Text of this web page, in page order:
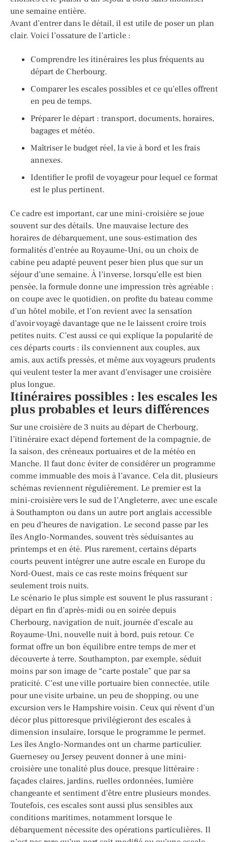
une semaine entière.
Avant d’entrer dans le détail, il est utile de poser un plan
clair. Voici l’ossature de l’article :
Comprendre les itinéraires les plus fréquents au
départ de Cherbourg.
Comparer les escales possibles et ce qu’elles offrent
en peu de temps.
Préparer le départ : transport, documents, horaires,
bagages et météo.
Maîtriser le budget réel, la vie à bord et les frais
annexes.
Identifier le profil de voyageur pour lequel ce format
est le plus pertinent.
Ce cadre est important, car une mini-croisière se joue
souvent sur des détails. Une mauvaise lecture des
horaires de débarquement, une sous-estimation des
formalités d’entrée au Royaume-Uni, ou un choix de
cabine peu adapté peuvent peser bien plus que sur un
séjour d’une semaine. À l’inverse, lorsqu’elle est bien
pensée, la formule donne une impression très agréable :
on coupe avec le quotidien, on profite du bateau comme
d’un hôtel mobile, et l’on revient avec la sensation
d’avoir voyagé davantage que ne le laissent croire trois
petites nuits. C’est aussi ce qui explique la popularité de
ces départs courts : ils conviennent aux couples, aux
amis, aux actifs pressés, et même aux voyageurs prudents
qui veulent tester la mer avant d’envisager une croisière
plus longue.
Itinéraires possibles : les escales les
plus probables et leurs différences
Sur une croisière de 3 nuits au départ de Cherbourg,
l’itinéraire exact dépend fortement de la compagnie, de
la saison, des créneaux portuaires et de la météo en
Manche. Il faut donc éviter de considérer un programme
comme immuable des mois à l’avance. Cela dit, plusieurs
schémas reviennent régulièrement. Le premier est la
mini-croisière vers le sud de l’Angleterre, avec une escale
à Southampton ou dans un autre port anglais accessible
en peu d’heures de navigation. Le second passe par les
îles Anglo-Normandes, souvent très séduisantes au
printemps et en été. Plus rarement, certains départs
courts peuvent intégrer une autre escale en Europe du
Nord-Ouest, mais ce cas reste moins fréquent sur
seulement trois nuits.
Le scénario le plus simple est souvent le plus rassurant :
départ en fin d’après-midi ou en soirée depuis
Cherbourg, navigation de nuit, journée d’escale au
Royaume-Uni, nouvelle nuit à bord, puis retour. Ce
format offre un bon équilibre entre temps de mer et
découverte à terre. Southampton, par exemple, séduit
moins par son image de “carte postale” que par sa
praticité. C’est une ville portuaire bien connectée, utile
pour une visite urbaine, un peu de shopping, ou une
excursion vers le Hampshire voisin. Ceux qui rêvent d’un
décor plus pittoresque privilégieront des escales à
dimension insulaire, lorsque le programme le permet.
Les îles Anglo-Normandes ont un charme particulier.
Guernesey ou Jersey peuvent donner à une mini-
croisière une tonalité plus douce, presque littéraire :
façades claires, jardins, ruelles ordonnées, lumière
changeante et sentiment d’être entre plusieurs mondes.
Toutefois, ces escales sont aussi plus sensibles aux
conditions maritimes, notamment lorsque le
débarquement nécessite des opérations particulières. Il